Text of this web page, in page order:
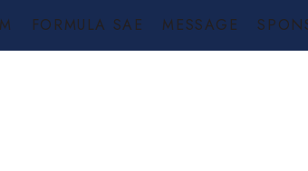
FORMULA SAE MESSAGE